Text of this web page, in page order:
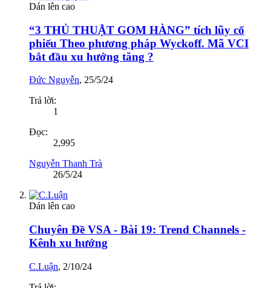
Dán lên cao
“3 THỦ THUẬT GOM HÀNG” tích lũy cổ
phiếu Theo phương pháp Wyckoff. Mã VCI
bắt đầu xu hướng tăng ?
Đức Nguyễn, 25/5/24
Trả lời:
1
Đọc:
2,995
Nguyễn Thanh Trà
26/5/24
Dán lên cao
Chuyên Đề VSA - Bài 19: Trend Channels -
Kênh xu hướng
C.Luận, 2/10/24